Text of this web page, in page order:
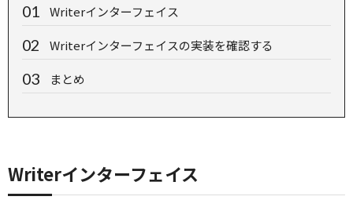
Writerインターフェイス
Writerインターフェイスの実装を確認する
まとめ
Writerインターフェイス